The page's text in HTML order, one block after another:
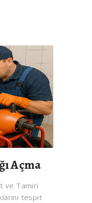
Açma
ve Tamiri
tespit